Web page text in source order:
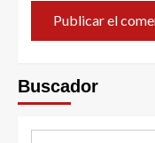
Buscador